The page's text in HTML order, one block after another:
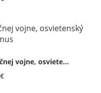
vojne, osviete...